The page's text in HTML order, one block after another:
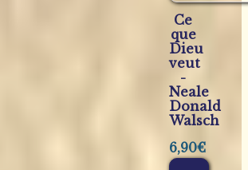
Ce
que
Dieu
veut
-
Neale
Donald
Walsch
6,90€